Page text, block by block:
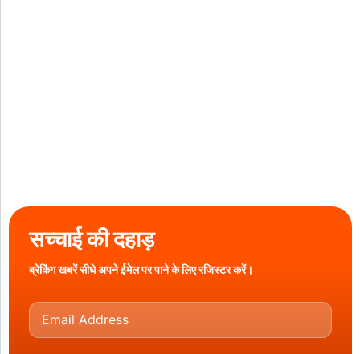
सच्चाई की दहाड़
ब्रेकिंग खबरें सीधे अपने ईमेल पर पाने के लिए रजिस्टर करें।